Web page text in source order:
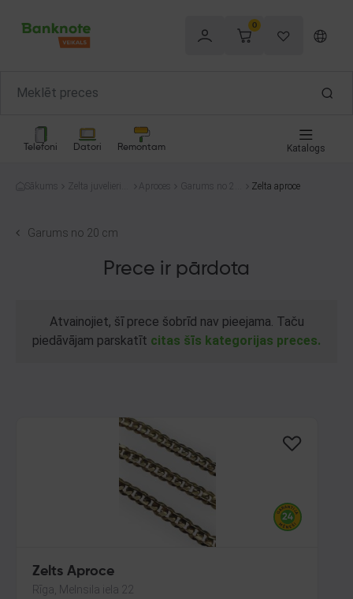
0
Telefoni Datori Remontam Katalogs
Sākums
Zelta juvelierizs
Aproces
Garums no 20
Zelta aproce
Garums no 20 cm
Prece ir pārdota
Atvainojiet, šī prece šobrīd nav pieejama. Taču
piedāvājam parskatīt citas šīs kategorijas preces.
Zelts Aproce
Rīga, Melnsila iela 22